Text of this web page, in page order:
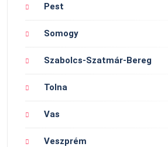
Pest
Somogy
Szabolcs-Szatmár-Bereg
Tolna
Vas
Veszprém